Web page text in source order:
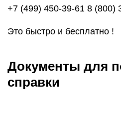
+7 (499) 450-39-61 8 (800)
Это быстро и бесплатно !
Документы для
справки